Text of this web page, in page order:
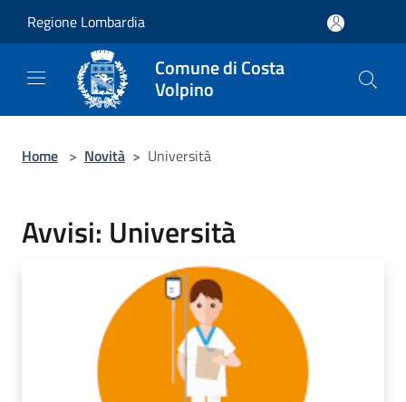
Regione Lombardia
Comune di Costa
Volpino
Home > Novità > Università
Avvisi: Università